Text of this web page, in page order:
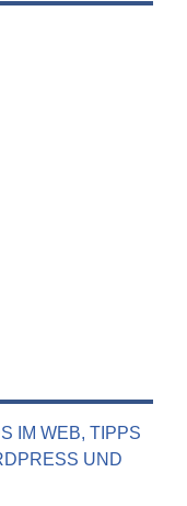
IM WEB, TIPPS
UND